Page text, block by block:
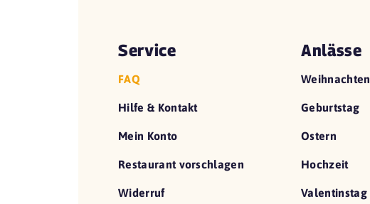
Service
FAQ
Hilfe & Kontakt
Mein Konto
Restaurant vorschlagen
Widerruf
Anlässe
Weihnachten
Geburtstag
Ostern
Hochzeit
Valentinstag